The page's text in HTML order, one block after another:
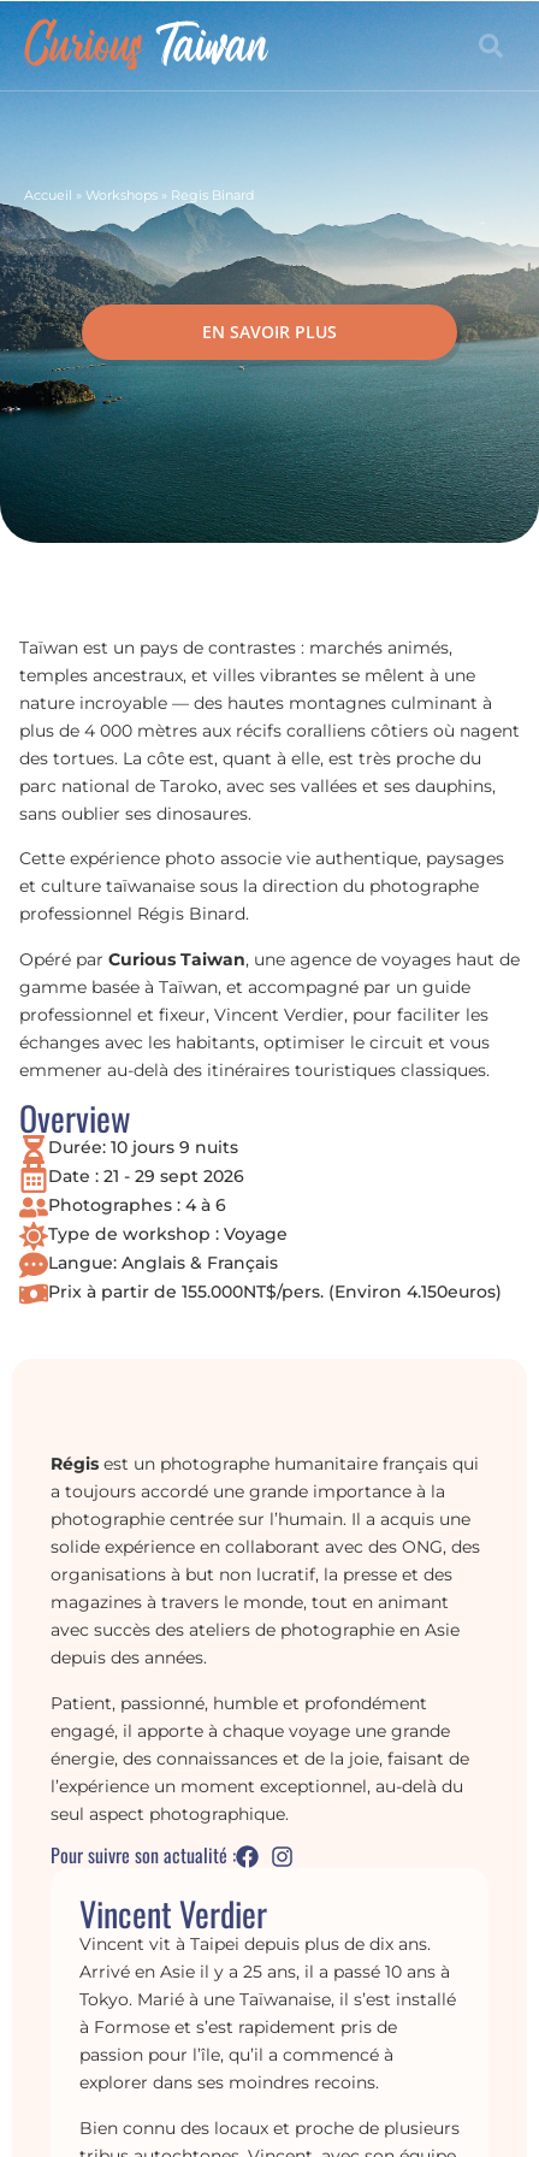
Accueil » Workshops » Regis Binard
EN SAVOIR PLUS
Taïwan est un pays de contrastes : marchés animés,
temples ancestraux, et villes vibrantes se mêlent à une
nature incroyable — des hautes montagnes culminant à
plus de 4 000 mètres aux récifs coralliens côtiers où nagent
des tortues. La côte est, quant à elle, est très proche du
parc national de Taroko, avec ses vallées et ses dauphins,
sans oublier ses dinosaures.
Cette expérience photo associe vie authentique, paysages
et culture taïwanaise sous la direction du photographe
professionnel Régis Binard.
Opéré par Curious Taiwan, une agence de voyages haut de
gamme basée à Taïwan, et accompagné par un guide
professionnel et fixeur, Vincent Verdier, pour faciliter les
échanges avec les habitants, optimiser le circuit et vous
emmener au-delà des itinéraires touristiques classiques.
Overview
Durée: 10 jours 9 nuits
Date : 21 - 29 sept 2026
Photographes : 4 à 6
Type de workshop : Voyage
Langue: Anglais & Français
Prix à partir de 155.000NT$/pers. (Environ 4.150euros)
Régis est un photographe humanitaire français qui
a toujours accordé une grande importance à la
photographie centrée sur l’humain. Il a acquis une
solide expérience en collaborant avec des ONG, des
organisations à but non lucratif, la presse et des
magazines à travers le monde, tout en animant
avec succès des ateliers de photographie en Asie
depuis des années.
Patient, passionné, humble et profondément
engagé, il apporte à chaque voyage une grande
énergie, des connaissances et de la joie, faisant de
l’expérience un moment exceptionnel, au-delà du
seul aspect photographique.
Pour suivre son actualité :
Vincent Verdier
Vincent vit à Taipei depuis plus de dix ans.
Arrivé en Asie il y a 25 ans, il a passé 10 ans à
Tokyo. Marié à une Taïwanaise, il s’est installé
à Formose et s’est rapidement pris de
passion pour l’île, qu’il a commencé à
explorer dans ses moindres recoins.
Bien connu des locaux et proche de plusieurs